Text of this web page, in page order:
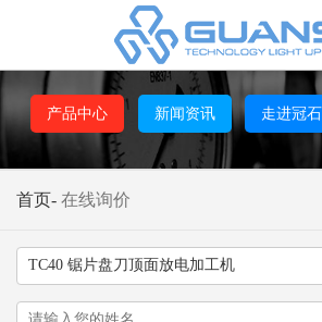
产品中心 新闻资讯 走进冠石
首页- 在线询价